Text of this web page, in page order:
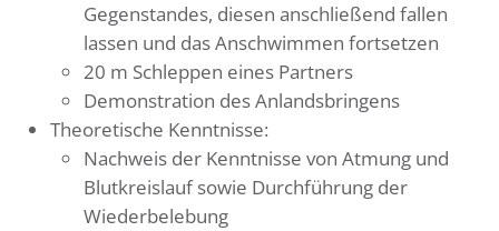
Gegenstandes, diesen anschließend fallen
lassen und das Anschwimmen fortsetzen
20 m Schleppen eines Partners
Demonstration des Anlandsbringens
Theoretische Kenntnisse:
Nachweis der Kenntnisse von Atmung und
Blutkreislauf sowie Durchführung der
Wiederbelebung